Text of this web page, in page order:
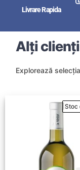
Livrare Rapida
Alți
Explorează